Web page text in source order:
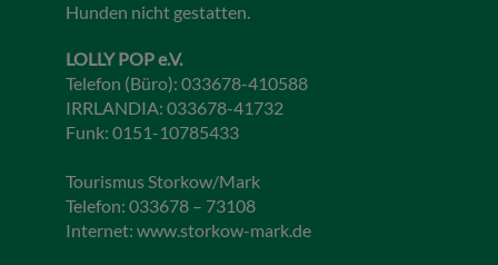
Hunden nicht gestatten.
LOLLY POP e.V.
Telefon (Büro): 033678-410588
IRRLANDIA: 033678-41732
Funk: 0151-10785433
Tourismus Storkow/Mark
Telefon: 033678 – 73108
Internet: www.storkow-mark.de